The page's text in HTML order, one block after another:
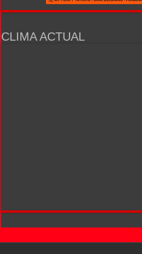
CLIMA ACTUAL